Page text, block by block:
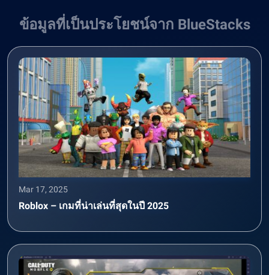
ข้อมูลที่เป็นประโยชน์จาก BlueStacks
Mar 17, 2025
Roblox – เกมที่น่าเล่นที่สุดในปี 2025